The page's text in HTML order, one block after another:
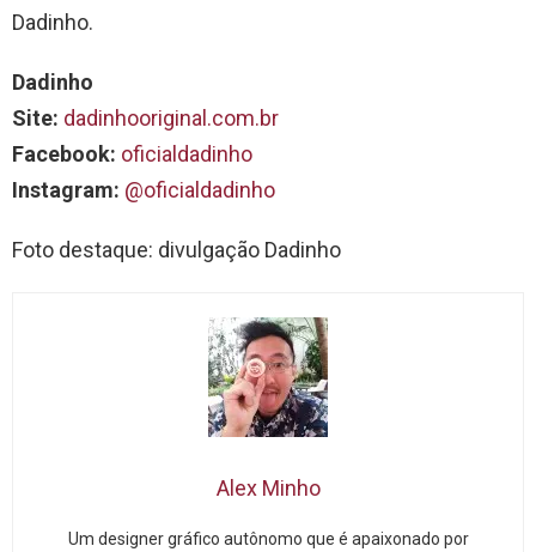
Dadinho.
Dadinho
Site: dadinhooriginal.com.br
Facebook: oficialdadinho
Instagram: @oficialdadinho
Foto destaque: divulgação Dadinho
Alex Minho
Um designer gráfico autônomo que é apaixonado por